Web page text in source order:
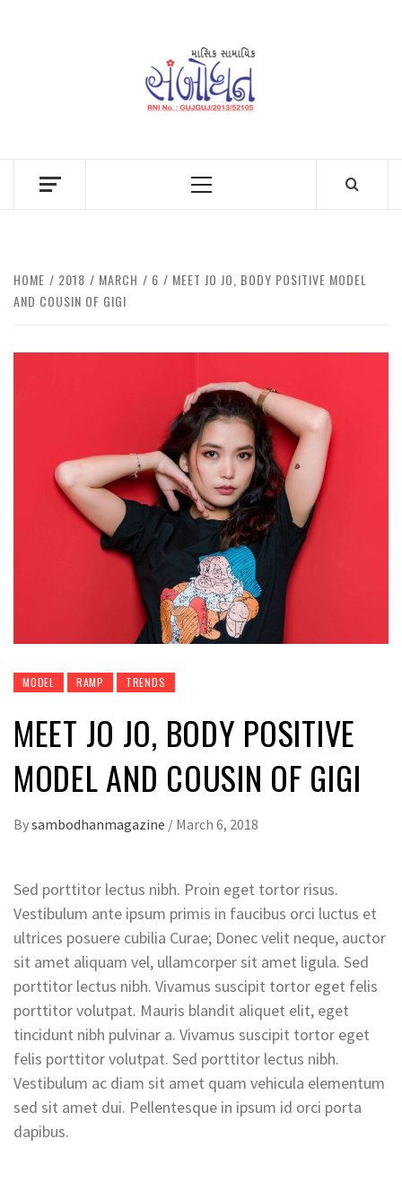
Primary
HOME 2018 MARCH 6
MEET JO JO, BODY POSITIVE MODEL
AND COUSIN OF GIGI
MODEL RAMP TRENDS
MEET JO JO, BODY POSITIVE
MODEL AND COUSIN OF GIGI
Bysambodhanmagazine / March 6, 2018
Sed porttitor lectus nibh. Proin eget tortor risus.
Vestibulum ante ipsum primis in faucibus orci luctus et
ultrices posuere cubilia Curae; Donec velit neque, auctor
sit amet aliquam vel, ullamcorper sit amet ligula. Sed
porttitor lectus nibh. Vivamus suscipit tortor eget felis
porttitor volutpat. Mauris blandit aliquet elit, eget
tincidunt nibh pulvinar a. Vivamus suscipit tortor eget
felis porttitor volutpat. Sed porttitor lectus nibh.
Vestibulum ac diam sit amet quam vehicula elementum
sed sit amet dui. Pellentesque in ipsum id orci porta
dapibus.